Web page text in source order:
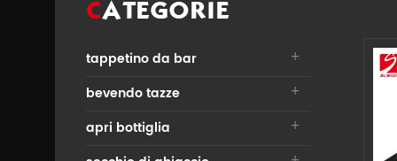
CATEGORIE
tappetino da bar
bevendo tazze
apri bottiglia